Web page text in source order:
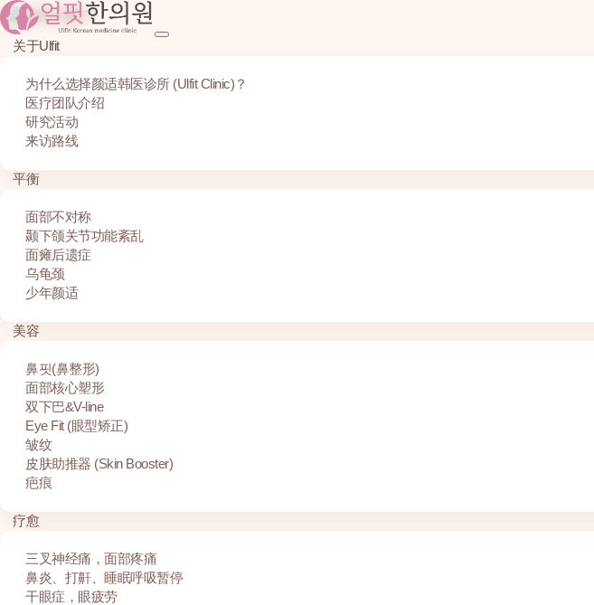
关于Ulfit
为什么选择颜适韩医诊所 (Ulfit Clinic)？
医疗团队介绍
研究活动
来访路线
平衡
面部不对称
颞下颌关节功能紊乱
面瘫后遗症
乌龟颈
少年颜适
美容
鼻핏(鼻整形)
面部核心塑形
双下巴&V-line
Eye Fit (眼型矫正)
皱纹
皮肤助推器 (Skin Booster)
疤痕
疗愈
三叉神经痛，面部疼痛
鼻炎、打鼾、睡眠呼吸暂停
干眼症，眼疲劳